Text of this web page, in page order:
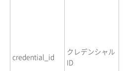
credential_id
クレデンシャル
ID